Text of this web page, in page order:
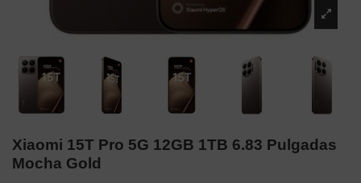
Xiaomi 15T Pro 5G 12GB 1TB 6.83 Pulgadas
Mocha Gold